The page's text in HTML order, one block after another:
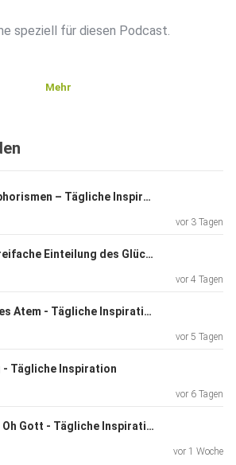
speziell für diesen Podcast.
Mehr
Vedanta Aphorismen – Tägliche Inspiration
vor 3 Tagen
Höre die dreifache Einteilung des Glücks – Bhagavad Gita XVIII 36
vor 4 Tagen
Analogie des Atem - Tägliche Inspiration
vor 5 Tagen
- Tägliche Inspiration
vor 6 Tagen
He Prabho: Oh Gott - Tägliche Inspiration
vor 1 Woche